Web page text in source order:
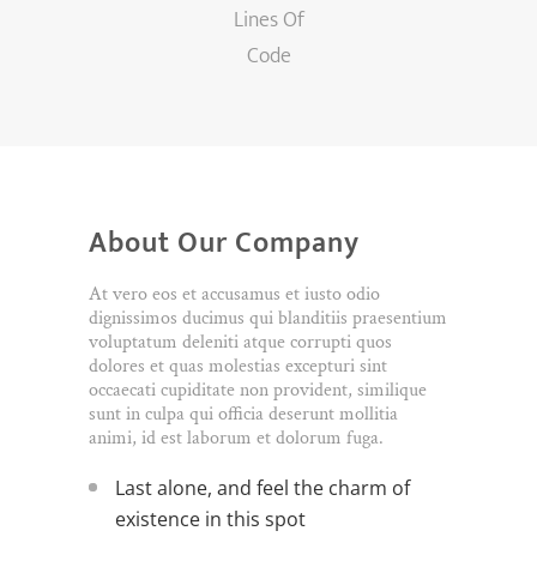
Lines Of
Code
About Our Company
At vero eos et accusamus et iusto odio
dignissimos ducimus qui blanditiis praesentium
voluptatum deleniti atque corrupti quos
dolores et quas molestias excepturi sint
occaecati cupiditate non provident, similique
sunt in culpa qui officia deserunt mollitia
animi, id est laborum et dolorum fuga.
Last alone, and feel the charm of
existence in this spot